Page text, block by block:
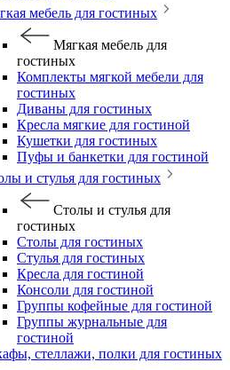
мебель для гостиных
Мягкая мебель для
гостиных
Комплекты мягкой мебели для
гостиных
Диваны для гостиных
Кресла мягкие для гостиной
Кушетки для гостиных
Пуфы и банкетки для гостиной
и стулья для гостиных
Столы и стулья для
гостиных
Столы для гостиных
Стулья для гостиных
Кресла для гостиной
Консоли для гостиной
Группы кофейные для гостиной
Группы журнальные для
гостиной
стеллажи, полки для гостиных